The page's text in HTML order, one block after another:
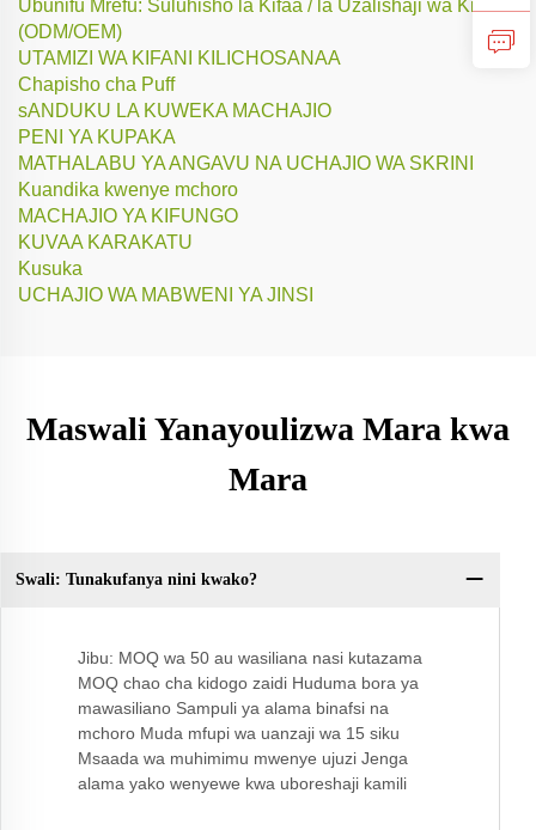
Ubunifu Mrefu: Suluhisho la Kifaa / la Uzalishaji wa Kifaa
(ODM/OEM)
UTAMIZI WA KIFANI KILICHOSANAA
Chapisho cha Puff
sANDUKU LA KUWEKA MACHAJIO
PENI YA KUPAKA
MATHALABU YA ANGAVU NA UCHAJIO WA SKRINI
Kuandika kwenye mchoro
MACHAJIO YA KIFUNGO
KUVAA KARAKATU
Kusuka
UCHAJIO WA MABWENI YA JINSI
Maswali Yanayoulizwa Mara kwa
Mara
Swali: Tunakufanya nini kwako?
Jibu: MOQ wa 50 au wasiliana nasi kutazama
MOQ chao cha kidogo zaidi Huduma bora ya
mawasiliano Sampuli ya alama binafsi na
mchoro Muda mfupi wa uanzaji wa 15 siku
Msaada wa muhimimu mwenye ujuzi Jenga
alama yako wenyewe kwa uboreshaji kamili